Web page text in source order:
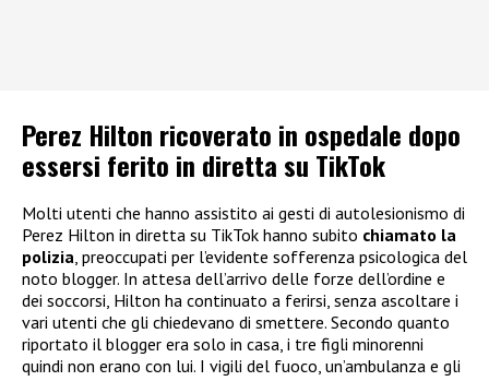
Perez Hilton ricoverato in ospedale dopo
essersi ferito in diretta su TikTok
Molti utenti che hanno assistito ai gesti di autolesionismo di
Perez Hilton in diretta su TikTok hanno subito chiamato la
polizia, preoccupati per l’evidente sofferenza psicologica del
noto blogger. In attesa dell’arrivo delle forze dell’ordine e
dei soccorsi, Hilton ha continuato a ferirsi, senza ascoltare i
vari utenti che gli chiedevano di smettere. Secondo quanto
riportato il blogger era solo in casa, i tre figli minorenni
quindi non erano con lui. I vigili del fuoco, un’ambulanza e gli